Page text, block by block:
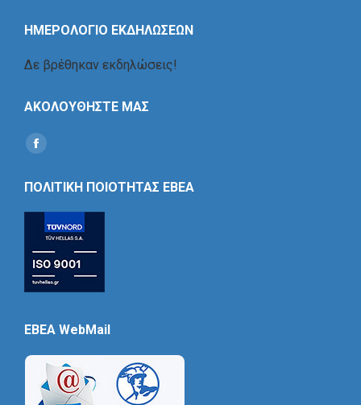
ΗΜΕΡΟΛΟΓΙΟ ΕΚΔΗΛΩΣΕΩΝ
Δε βρέθηκαν εκδηλώσεις!
ΑΚΟΛΟΥΘΗΣΤΕ ΜΑΣ
Find us on:
Social
ΠΟΛΙΤΙΚΗ ΠΟΙΟΤΗΤΑΣ ΕΒΕΑ
EBEA WebMail